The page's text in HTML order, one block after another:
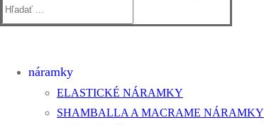
Hľadať:
náramky
ELASTICKÉ NÁRAMKY
SHAMBALLA A MACRAME NÁRAMKY